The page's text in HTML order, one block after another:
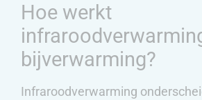
Hoe werkt
bijverwarming?
Infraroodverwarming